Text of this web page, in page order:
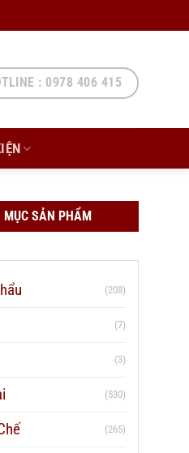
: 0978 406 415
MỤC SẢN PHẨM
(208)
(7)
(3)
(530)
(265)